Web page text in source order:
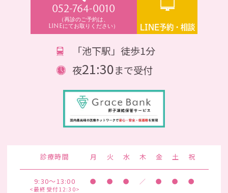
052-764-0010
（再診のご予約は、
LINEにてお取りください） LINE予約・相談
「池下駅」徒歩1分
夜21:30まで受付
診療時間 月 火 水 木 金 土 祝
9:30～13:00
<最終受付12:30>
● ● ● ／ ● ● ●